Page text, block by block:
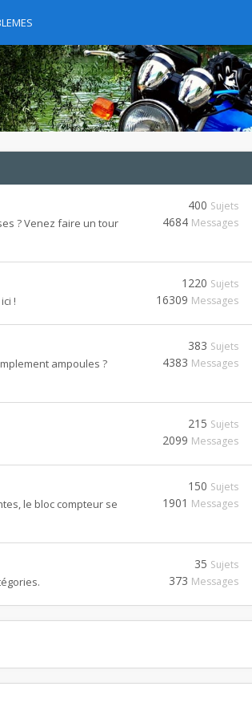
? Venez faire un tour
400 Sujets
4684 Messages
!
1220 Sujets
16309 Messages
ampoules ?
383 Sujets
4383 Messages
215 Sujets
2099 Messages
le bloc compteur se
150 Sujets
1901 Messages
35 Sujets
373 Messages